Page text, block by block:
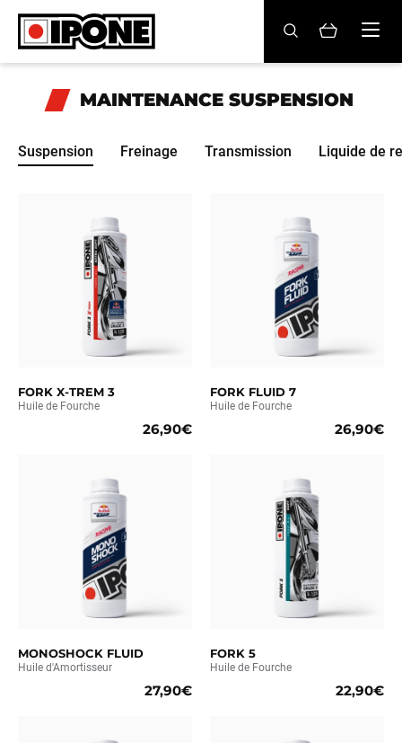
Ipone
HUILES MOTEUR
LIFESTYLE
LA MARQUE
Revendeurs
Compte
FR EN BE
MAINTENANCE SUSPENSION
Suspension Freinage Transmission Liquide de
FORK X-TREM 3
Huile de Fourche
26,90€
FORK FLUID 7
Huile de Fourche
26,90€
MONOSHOCK FLUID
Huile d'Amortisseur
27,90€
FORK 5
Huile de Fourche
22,90€